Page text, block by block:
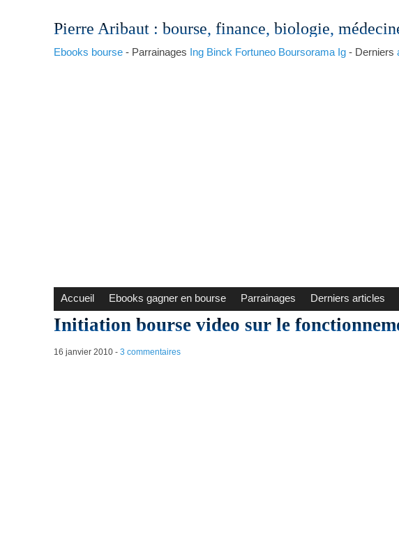
Pierre Aribaut: bourse, finance, biologie,
Ebooks bourse- Parrainages Ing Binck Fortuneo Boursorama Ig- Derniers
Accueil Ebooks gagner en bourse Parrainages Derniers articles
Initiation bourse video sur le
16 janvier 2010- 3 commentaires